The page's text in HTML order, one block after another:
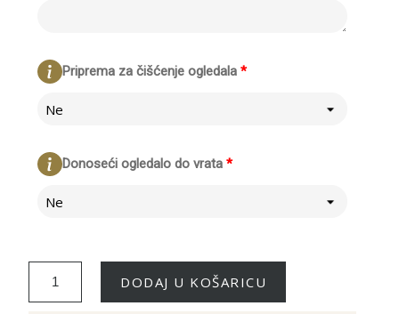
*
Priprema za čišćenje ogledala
Ne
*
Donoseći ogledalo do vrata
Ne
DODAJ U KOŠARICU